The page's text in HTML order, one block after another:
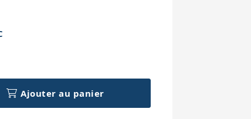
Ajouter au panier